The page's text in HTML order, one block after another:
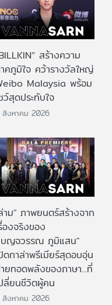
สร้างความ
คภูมิใจ คว้ารางวัลใหญ่
Malaysia พร้อม
ว์สุดประทับใจ
งหาคม 2026
าม" ภาพยนตร์สร้างจาก
องจริงของ
บญจวรรณ ภูมิแสน"
ดกาล่าพรีเมียร์สุดอบอุ่น
ยทอดพลังของภาษา...ที่
ลี่ยนชีวิตผู้คน
งหาคม 2026